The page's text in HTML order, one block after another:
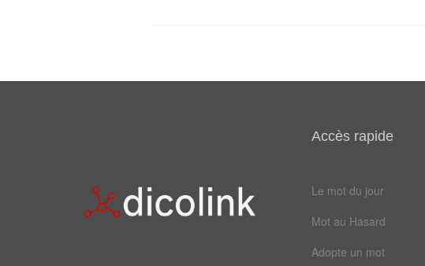
Accès rapide
Le mot du jour
Mot au Hasard
Adopte un mot